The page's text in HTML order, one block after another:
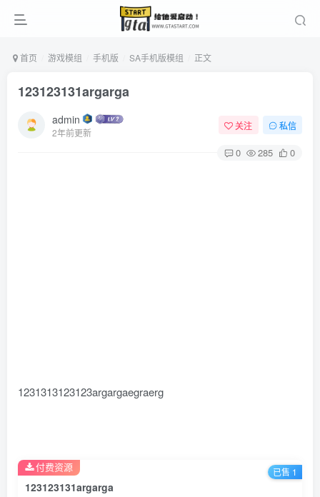
首页 游戏模组 手机版 SA手机版模组 正文
123123131argarga
admin
2年前更新
关注 私信
0 285 0
1231313123123argargaegraerg
123123131argarga
付费资源 已售 1